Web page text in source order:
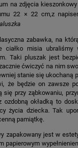
na zdjęcia
22 × 22 cm,z
zabawka, na
ciałko misia
Taki pluszak jest
ćwiczyć na nim
stanie się ukochaną
że będzie on zawsze
się przy ząbkowaniu,
ozdobną okładką to
życia dziecka. Tak
pamiątkę.
zapakowany jest w
papierowym